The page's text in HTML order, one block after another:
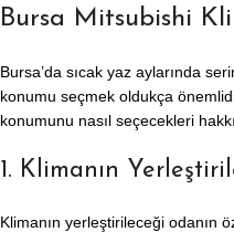
Bursa Mitsubishi
Bursa’da sıcak yaz aylarında
konumu seçmek oldukça
konumunu nasıl seçecekleri
1. Klimanın
Klimanın yerleştirileceği odanın